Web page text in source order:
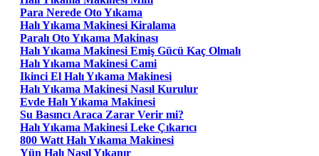
Para Nerede Oto Yıkama
Halı Yıkama Makinesi Kiralama
Paralı Oto Yıkama Makinası
Halı Yıkama Makinesi Emiş Gücü Kaç Olmalı
Halı Yıkama Makinesi Cami
Ikinci El Halı Yıkama Makinesi
Halı Yıkama Makinesi Nasıl Kurulur
Evde Halı Yıkama Makinesi
Su Basıncı Araca Zarar Verir mi?
Halı Yıkama Makinesi Leke Çıkarıcı
800 Watt Halı Yıkama Makinesi
Yün Halı Nasıl Yıkanır